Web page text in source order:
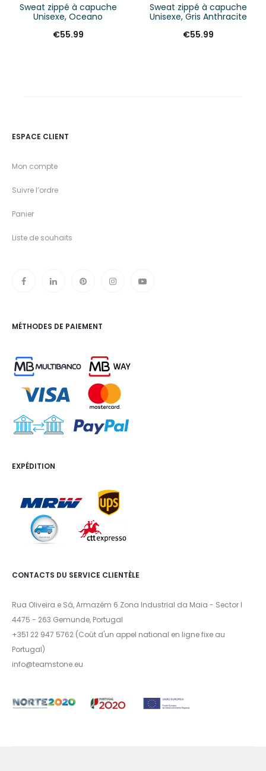
Sweat zippé à capuche
Unisexe, Oceano
€55.99
Sweat zippé à capuche
Unisexe, Gris Anthracite
€55.99
ESPACE CLIENT
Mon compte
Suivre l’ordre
Panier
Liste de souhaits
MÉTHODES DE PAIEMENT
EXPÉDITION
CONTACTS DU SERVICE CLIENTÈLE
Rua Oliveira e Sá, Armazém 6 Zona Industrial da Maia - Sector I
4475 - 263 Gemunde, Portugal
+351 22 947 5762 (Coût d'un appel national en ligne fixe au
Portugal)
info@teamstone.eu